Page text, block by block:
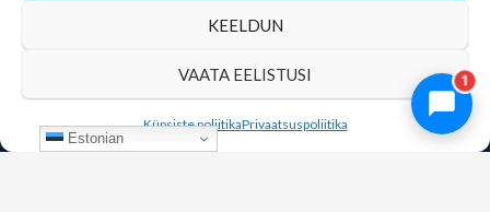
KEELDUN
VAATA EELISTUSI
Küpsiste poliitikaPrivaatsuspoliitika
Copyright © 2026 | tmkaubad.ee
Estonian
1